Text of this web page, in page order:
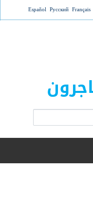
Français
Русский
Español